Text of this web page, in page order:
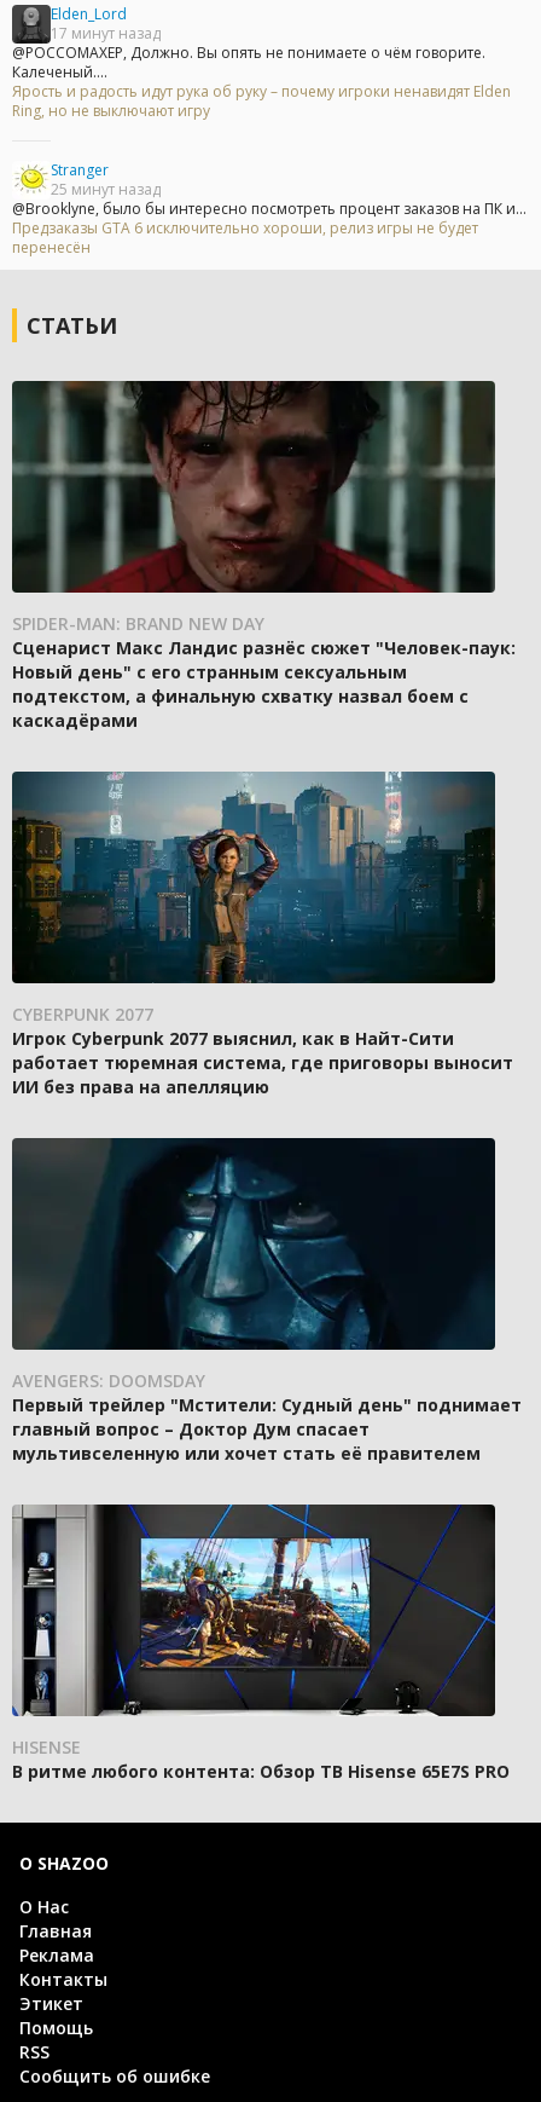
Elden_Lord
17 минут назад
@POCCOMAXEP, Должно. Вы опять не понимаете о чём говорите.
Калеченый....
Ярость и радость идут рука об руку – почему игроки ненавидят Elden
Ring, но не выключают игру
Stranger
25 минут назад
@Brooklyne, было бы интересно посмотреть процент заказов на ПК и...
Предзаказы GTA 6 исключительно хороши, релиз игры не будет
перенесён
СТАТЬИ
SPIDER-MAN: BRAND NEW DAY
Сценарист Макс Ландис разнёс сюжет "Человек-паук:
Новый день" с его странным сексуальным
подтекстом, а финальную схватку назвал боем с
каскадёрами
CYBERPUNK 2077
Игрок Cyberpunk 2077 выяснил, как в Найт-Сити
работает тюремная система, где приговоры выносит
ИИ без права на апелляцию
AVENGERS: DOOMSDAY
Первый трейлер "Мстители: Судный день" поднимает
главный вопрос – Доктор Дум спасает
мультивселенную или хочет стать её правителем
HISENSE
В ритме любого контента: Обзор ТВ Hisense 65E7S PRO
О SHAZOO
О Нас
Главная
Реклама
Контакты
Этикет
Помощь
RSS
Сообщить об ошибке